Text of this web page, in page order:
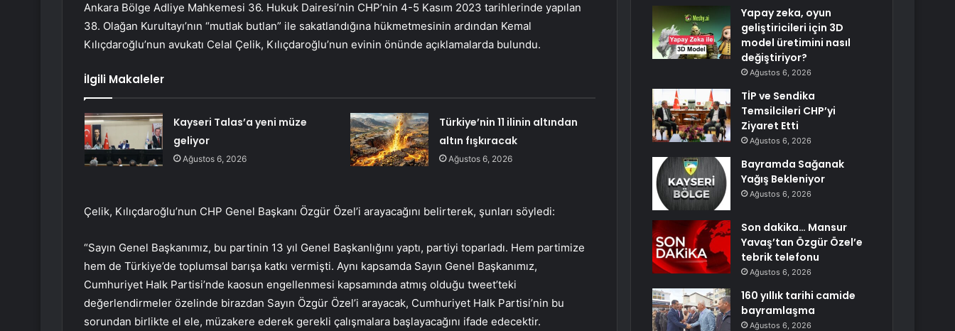
Ankara Bölge Adliye Mahkemesi 36. Hukuk Dairesi’nin CHP’nin 4-5 Kasım 2023 tarihlerinde yapılan
38. Olağan Kurultayı’nın “mutlak butlan” ile sakatlandığına hükmetmesinin ardından Kemal
Kılıçdaroğlu’nun avukatı Celal Çelik, Kılıçdaroğlu’nun evinin önünde açıklamalarda bulundu.
İlgili Makaleler
Kayseri Talas’a yeni müze
geliyor
Ağustos 6, 2026
Türkiye’nin 11 ilinin altından
altın fışkıracak
Ağustos 6, 2026
Çelik, Kılıçdaroğlu’nun CHP Genel Başkanı Özgür Özel’i arayacağını belirterek, şunları söyledi:
“Sayın Genel Başkanımız, bu partinin 13 yıl Genel Başkanlığını yaptı, partiyi toparladı. Hem partimize
hem de Türkiye’de toplumsal barışa katkı vermişti. Aynı kapsamda Sayın Genel Başkanımız,
Cumhuriyet Halk Partisi’nde kaosun engellenmesi kapsamında atmış olduğu tweet’teki
değerlendirmeler özelinde birazdan Sayın Özgür Özel’i arayacak, Cumhuriyet Halk Partisi’nin bu
sorundan birlikte el ele, müzakere ederek gerekli çalışmalara başlayacağını ifade edecektir.
Yapay zeka, oyun
geliştiricileri için 3D
model üretimini nasıl
değiştiriyor?
Ağustos 6, 2026
TİP ve Sendika
Temsilcileri CHP’yi
Ziyaret Etti
Ağustos 6, 2026
Bayramda Sağanak
Yağış Bekleniyor
Ağustos 6, 2026
Son dakika… Mansur
Yavaş’tan Özgür Özel’e
tebrik telefonu
Ağustos 6, 2026
160 yıllık tarihi camide
bayramlaşma
Ağustos 6, 2026